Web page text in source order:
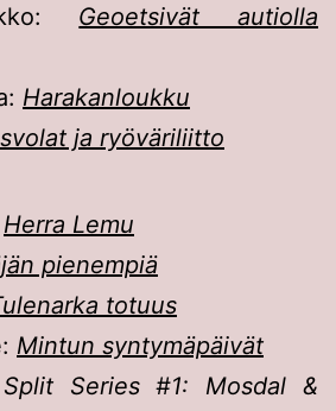
Geoetsivät autiolla
Harakanloukku
ja ryöväriliitto
Herra Lemu
pienempiä
totuus
Mintun syntymäpäivät
Series #1: Mosdal &